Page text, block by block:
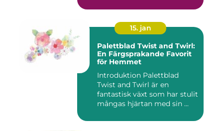
15. jan
Palettblad Twist and Twirl:
En Färgsprakande Favorit
för Hemmet
Introduktion Palettblad
Twist and Twirl är en
fantastisk växt som har stulit
mångas hjärtan med sin ...